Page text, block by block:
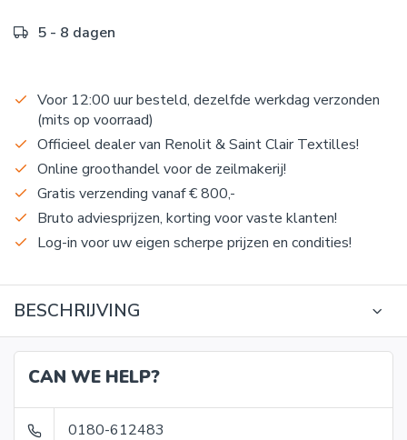
5 - 8 dagen
Voor 12:00 uur besteld, dezelfde werkdag verzonden
(mits op voorraad)
Officieel dealer van Renolit & Saint Clair Textilles!
Online groothandel voor de zeilmakerij!
Gratis verzending vanaf € 800,-
Bruto adviesprijzen, korting voor vaste klanten!
Log-in voor uw eigen scherpe prijzen en condities!
BESCHRIJVING
CAN WE HELP?
0180-612483